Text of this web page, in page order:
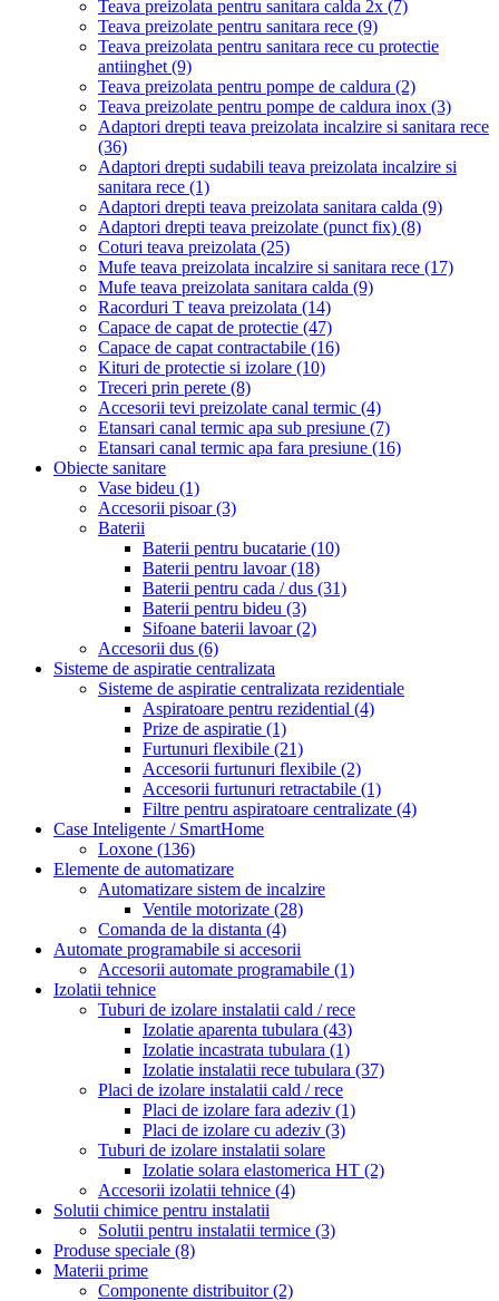
Teava preizolata pentru sanitara calda 2x (7)
Teava preizolate pentru sanitara rece (9)
Teava preizolata pentru sanitara rece cu protectie
antiinghet (9)
Teava preizolata pentru pompe de caldura (2)
Teava preizolate pentru pompe de caldura inox (3)
Adaptori drepti teava preizolata incalzire si sanitara rece
(36)
Adaptori drepti sudabili teava preizolata incalzire si
sanitara rece (1)
Adaptori drepti teava preizolata sanitara calda (9)
Adaptori drepti teava preizolate (punct fix) (8)
Coturi teava preizolata (25)
Mufe teava preizolata incalzire si sanitara rece (17)
Mufe teava preizolata sanitara calda (9)
Racorduri T teava preizolata (14)
Capace de capat de protectie (47)
Capace de capat contractabile (16)
Kituri de protectie si izolare (10)
Treceri prin perete (8)
Accesorii tevi preizolate canal termic (4)
Etansari canal termic apa sub presiune (7)
Etansari canal termic apa fara presiune (16)
Obiecte sanitare
Vase bideu (1)
Accesorii pisoar(3)
Baterii
Baterii pentru bucatarie (10)
Baterii pentru lavoar(18)
Baterii pentru cada / dus (31)
Baterii pentru bideu (3)
Sifoane baterii lavoar(2)
Accesorii dus (6)
Sisteme de aspiratie centralizata
Sisteme de aspiratie centralizata rezidentiale
Aspiratoare pentru rezidential (4)
Prize de aspiratie (1)
Furtunuri flexibile (21)
Accesorii furtunuri flexibile (2)
Accesorii furtunuri retractabile (1)
Filtre pentru aspiratoare centralizate (4)
Case Inteligente / SmartHome
Loxone (136)
Elemente de automatizare
Automatizare sistem de incalzire
Ventile motorizate (28)
Comanda de la distanta (4)
Automate programabile si accesorii
Accesorii automate programabile (1)
Izolatii tehnice
Tuburi de izolare instalatii cald / rece
Izolatie aparenta tubulara (43)
Izolatie incastrata tubulara (1)
Izolatie instalatii rece tubulara (37)
Placi de izolare instalatii cald / rece
Placi de izolare fara adeziv (1)
Placi de izolare cu adeziv (3)
Tuburi de izolare instalatii solare
Izolatie solara elastomerica HT (2)
Accesorii izolatii tehnice (4)
Solutii chimice pentru instalatii
Solutii pentru instalatii termice (3)
Produse speciale (8)
Materii prime
Componente distribuitor(2)